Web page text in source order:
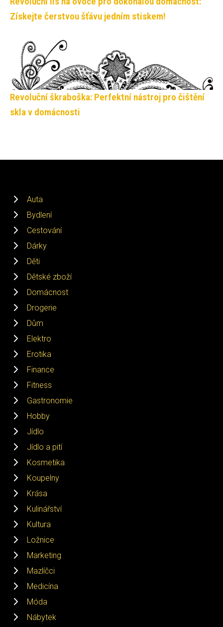
Získejte čerstvou šťávu jedním stiskem!
Revoluční škraboška: Perfektní nástroj pro čištění
skla v domácnosti
Auta
Bydlení
Cestování
Dárky
Děti
Dětské zboží
Domácnost
Drogerie
Dům
Elektro
Erotika
Finance
Fitness
Gastronomie
Hobby
Jídlo
Jídlo a pití
Kosmetika
Koupelny
Krása
Kulinářství
Kultura
Ložnice
Marketing
Mazlíčci
Medicína
Móda
Nábytek